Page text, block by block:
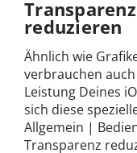
reduzieren
Ähnlich wie
verbrauchen
Leistung Deines
sich diese
Allgemein |
Transparenz